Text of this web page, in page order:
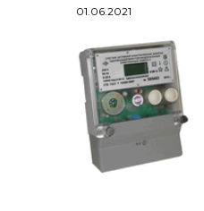
Стремянки
Стремянки
алюминиевые
Стремянки
Стремянки
01.06.2021